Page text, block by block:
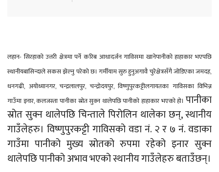
लहान- सिरहाको उत्तरी क्षेत्रमा पर्ने करिब आधादर्जन गाविसमा खानेपानीको हाहाकार भएपछि
स्थानीयबासिन्दाले सकस झेल्नु परेको छ। गर्मीयाम सुरु हुनुअगावै चुरेक्षेत्रसँगै जोडिएका जमदह,
धनगढी, अयोध्यानगर, चन्द्रलालपुर, चन्द्रोदयपुर, विष्णुपुरकट्टीलगायतका गाविसका विभिन्न
गाउँमा इनार, कलजस्ता पानीका स्रोत सुक्न थालेपछि पानीको हाहाकार भएको हो। पानीका
स्रोत सुक्न थालेपछि चिन्ताले पिरोलिन थालेका छन्, स्थानीय
गाउँलेहरु। विष्णुपुरकट्टी गाविसको वडा नं. २ र ७ नं. वडाका
गाउँमा पानीको मुख्य स्रोतको रुपमा रहेको इनार सुक्न
थालेपछि पानीको अभाव भएको स्थानीय गाउँलेहरु बताउँछन्।